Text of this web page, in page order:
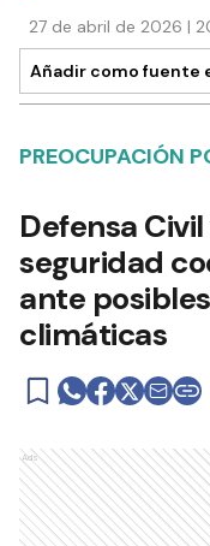
27 de abril de 2026 |
Añadir como fuente
PREOCUPACIÓN
Defensa
seguridad
ante
climáticas
Ads